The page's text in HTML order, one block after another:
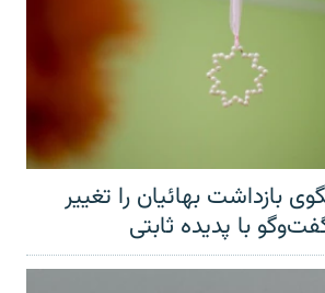
بازداشت بهائیان را تغییر
با پدیده ثابتی